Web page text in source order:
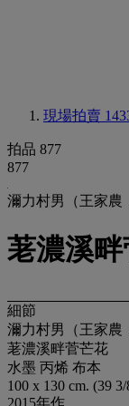
現場拍賣
拍品 877
877
濔力村男（王家農
荖濃溪
細節
濔力村男（王家農
荖濃溪畔菅芒花
水墨 丙烯 布本
100 x 130 cm. (39
2015年作